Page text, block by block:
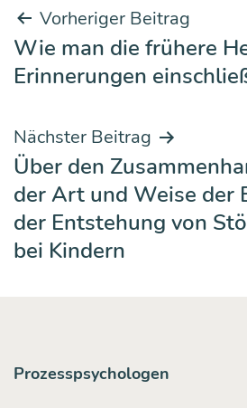
Beitrags-
Navigation
Vorheriger Beitrag
Wie man die frühere
Erinnerungen
Nächster Beitrag
Über den
der Art und Weise der
der Entstehung von
bei Kindern
Prozesspsychologen